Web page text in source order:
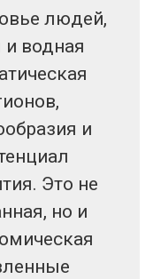
людей,
и водная
и
Это не
но и